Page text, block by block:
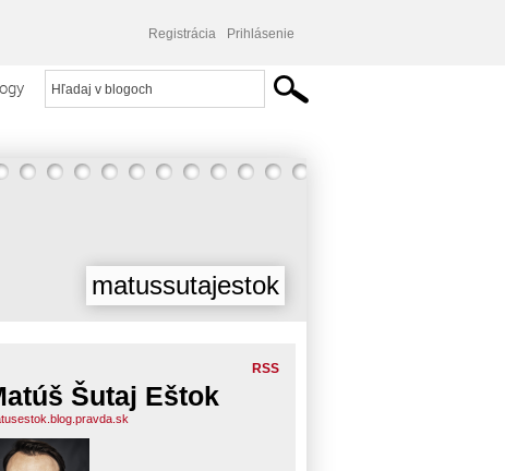
Registrácia Prihlásenie
matussutajestok
RSS
Šutaj Eštok